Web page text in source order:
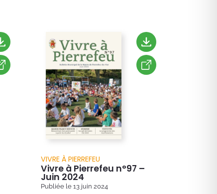
VIVRE À PIERREFEU
Vivre à Pierrefeu n°97 –
Juin 2024
Publiée le 13 juin 2024